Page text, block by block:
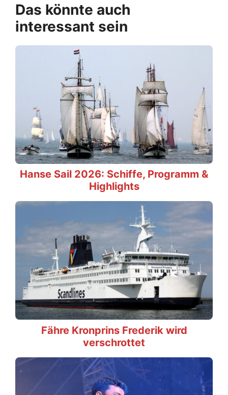
Das könnte auch
interessant sein
Hanse Sail 2026: Schiffe, Programm &
Highlights
Fähre Kronprins Frederik wird
verschrottet